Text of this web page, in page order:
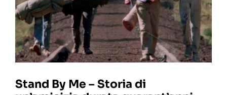
Stand By Me – Storia di